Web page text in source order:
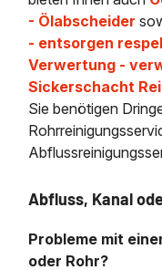
- Ölabscheider
- entsorgen
Verwertung -
Sickerschacht
Sie benötigen
Abfluss, Kanal
Probleme mit
oder Rohr?